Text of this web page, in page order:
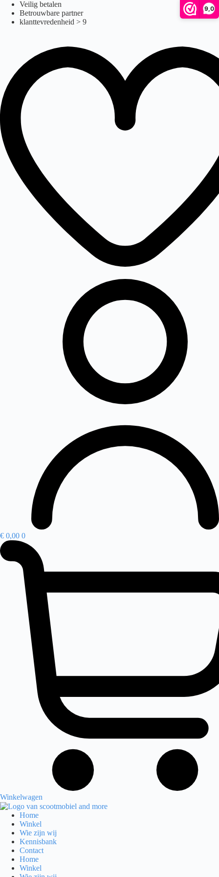
9,0
naar
Veilig betalen
Betrouwbare partner
klanttevredenheid > 9
€ 0,00 0
Winkelwagen
Home
Winkel
Wie zijn wij
Kennisbank
Contact
Home
Winkel